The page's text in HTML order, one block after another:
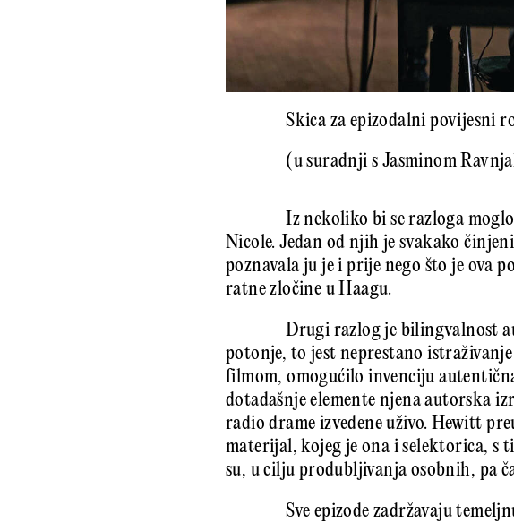
Skica za epizodalni povijesni
(u suradnji s Jasminom
Iz nekoliko bi se razloga
Nicole. Jedan od njih je svakako
poznavala ju je i prije nego što je ova
ratne zločine u Haagu.
Drugi razlog je bilingvalnost
potonje, to jest neprestano
filmom, omogućilo invenciju
dotadašnje elemente njena autorska
radio drame izvedene uživo. Hewitt
materijal, kojeg je ona i selektorica, s
su, u cilju produbljivanja osobnih, pa
Sve epizode zadržavaju